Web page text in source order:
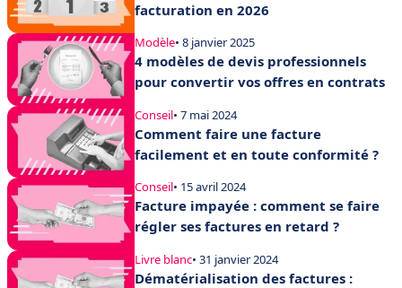
facturation en 2026
Modèle• 8 janvier 2025
4 modèles de devis professionnels
pour convertir vos offres en contrats
Conseil• 7 mai 2024
Comment faire une facture
facilement et en toute conformité ?
Conseil• 15 avril 2024
Facture impayée : comment se faire
régler ses factures en retard ?
Livre blanc• 31 janvier 2024
Dématérialisation des factures :